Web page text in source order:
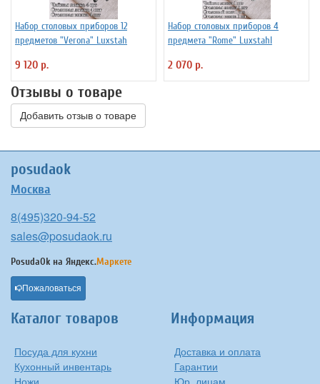
Набор столовых приборов 12
предметов "Verona" Luxstah
9 120 р.
Набор столовых приборов 4
предмета "Rome" Luxstahl
2 070 р.
Отзывы о товаре
Добавить отзыв о товаре
posudaok
Москва
8(495)320-94-52
sales@posudaok.ru
PosudaOk на Яндекс.Маркете
Пожаловаться
Каталог товаров
Посуда для кухни
Кухонный инвентарь
Ножи
Информация
Доставка и оплата
Гарантии
Юр. лицам